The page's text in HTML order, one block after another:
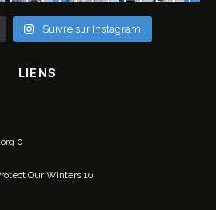
Suivre sur Instagram
LIENS
0
Our Winters 10